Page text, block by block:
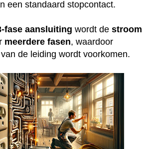
een standaard stopcontact.
fase aansluiting wordt de stroom
meerdere fasen, waardoor
de leiding wordt voorkomen.